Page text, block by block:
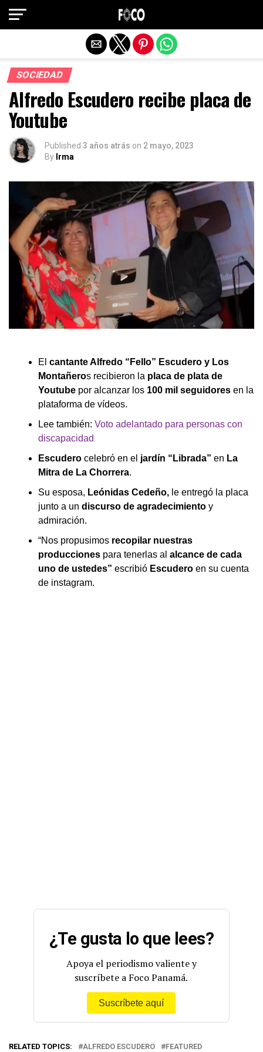
SOCIEDAD
Alfredo Escudero recibe placa de
Youtube
Published 3 años atrás on 2 mayo, 2023
By Irma
El cantante Alfredo “Fello” Escudero y Los
Montañeros recibieron la placa de plata de
Youtube por alcanzar los 100 mil seguidores en la
plataforma de vídeos.
Lee también: Voto adelantado para personas con
discapacidad
Escudero celebró en el jardín “Librada” en La
Mitra de La Chorrera.
Su esposa, Leónidas Cedeño, le entregó la placa
junto a un discurso de agradecimiento y
admiración.
“Nos propusimos recopilar nuestras
producciones para tenerlas al alcance de cada
uno de ustedes” escribió Escudero en su cuenta
de instagram.
¿Te gusta lo que lees?
Apoya el periodismo valiente y
suscríbete a Foco Panamá.
Suscríbete aquí
RELATED TOPICS: ALFREDO ESCUDERO
FEATURED
Salir de la versión móvil